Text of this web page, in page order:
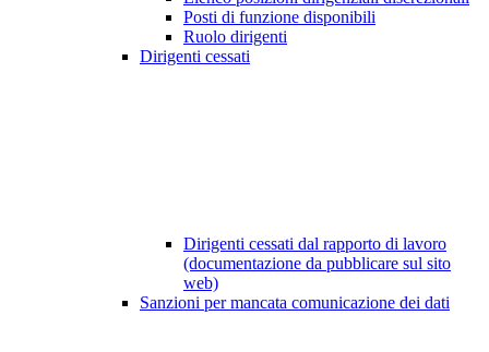
Posti di funzione disponibili
Ruolo dirigenti
Dirigenti cessati
Dirigenti cessati dal rapporto di lavoro
(documentazione da pubblicare sul sito
web)
Sanzioni per mancata comunicazione dei dati